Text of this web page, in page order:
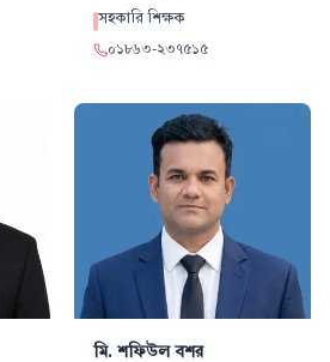
সহকারি শিক্ষক
০১৮৬৩-২৩৭৫১৫
মি. শফিউল বশর